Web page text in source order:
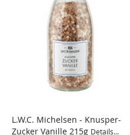
L.W.C. Michelsen - Knusper-
Zucker Vanille 215g Details...